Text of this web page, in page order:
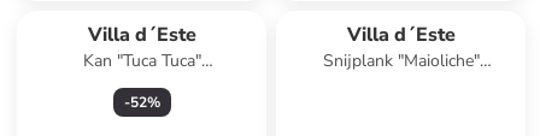
Villa d´Este
Kan "Tuca Tuca"
geel/mintgroen - 1,8 l
-52%
Villa d´Este
Snijplank "Maioliche"